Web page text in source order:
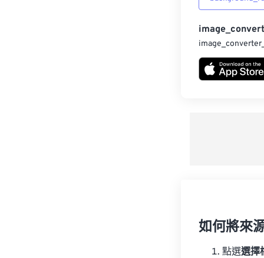
如何將來
點選選擇